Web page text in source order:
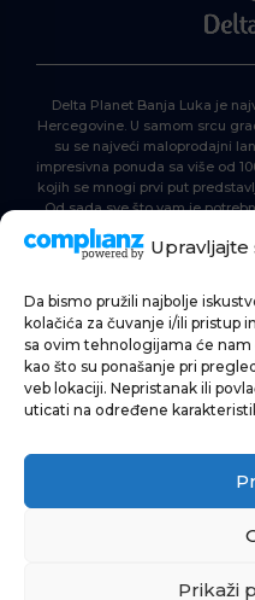
Da bismo pružili najbolje
kolačića za čuvanje i/ili pristup
sa ovim tehnologijama će
kao što su ponašanje pri
veb lokaciji. Nepristanak ili
uticati na određene
Prikaži
Delta Planet Banja Luka je
Hercegovine. U samom srcu
su se najveći maloprodajni
impresivna ponuda sa više od
kojih se mnogi prvi put
Od sada sve što vam je
Delta Planet – nova